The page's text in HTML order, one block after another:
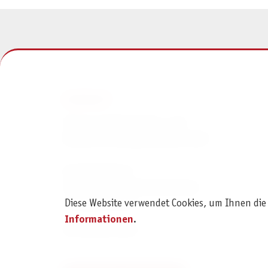
+49 6031 72170
Diese Website verwendet Cookies, um Ihnen
Informationen.